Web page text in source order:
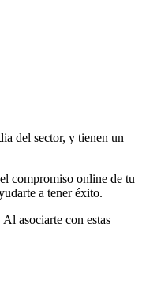
del sector, y tienen un
compromiso online de tu
a tener éxito.
asociarte con estas